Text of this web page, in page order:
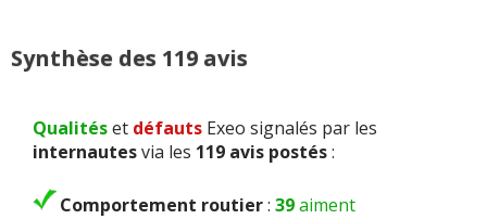
Synthèse des 119 avis
Qualitéset défauts Exeo signalés par les
internautesvia les 119 avis postés:
Comportement routier: 39aiment